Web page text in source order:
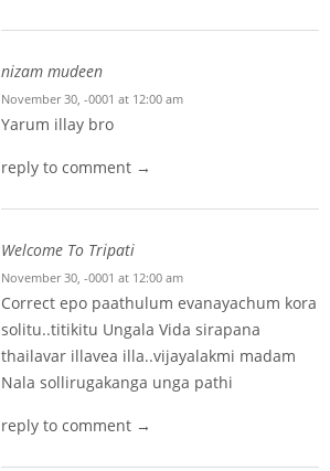
nizam mudeen
November 30, -0001 at 12:00 am
Yarum illay bro
reply to comment →
Welcome To Tripati
November 30, -0001 at 12:00 am
Correct epo paathulum evanayachum kora
solitu..titikitu Ungala Vida sirapana
thailavar illavea illa..vijayalakmi madam
Nala sollirugakanga unga pathi
reply to comment →